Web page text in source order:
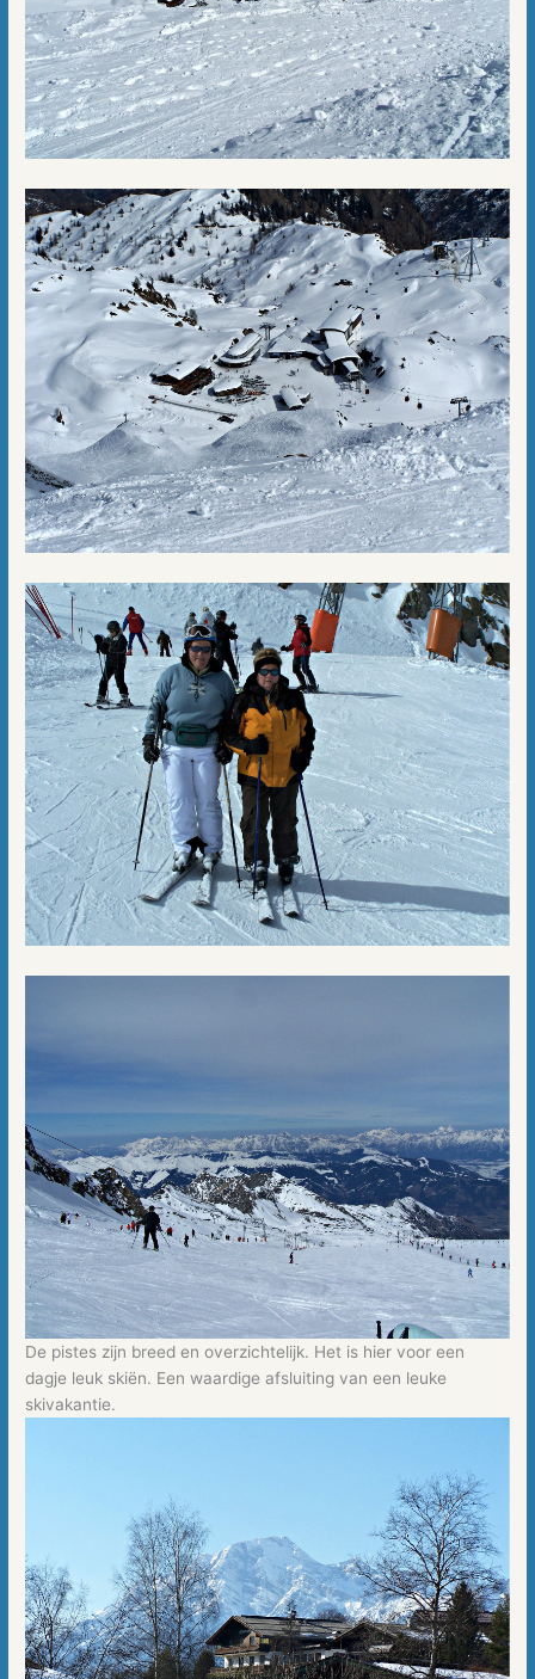
De pistes zijn breed en overzichtelijk. Het is hier voor een
dagje leuk skiën. Een waardige afsluiting van een leuke
skivakantie.